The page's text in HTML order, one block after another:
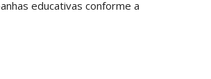
educativas conforme a